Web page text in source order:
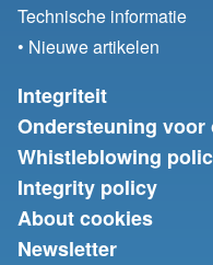
Technische informatie
• Nieuwe artikelen
Integriteit
Ondersteuning
Whistleblowing
Integrity policy
About cookies
Newsletter